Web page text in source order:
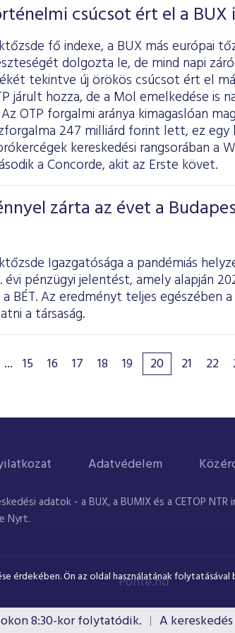
8:30-kor folytatódik. A kereskedés
csúcsot ért el a BUX
fő indexe, a BUX más európai
dolgozta le, de mind napi
tekintve új örökös csúcsot ért el
járult hozza, de a Mol emelkedése is
OTP forgalmi aránya kimagaslóan
247 milliárd forint lett, ez egy
kereskedési rangsorában
a Concorde, akit az Erste követ.
zárta az évet a
Igazgatósága a pandémiás
pénzügyi jelentést, amely alapján
BÉT. Az eredményt teljes egészében
a társaság.
... 15 16 17 18 19 20 21 22
Adatvédelem
adatok - a BUX, a BUMIX és a CETOP
Nyrt.
Ponte.hu
érdekében. Ön az oldal használatának